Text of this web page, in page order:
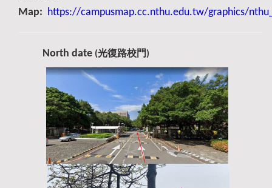
Map: https://campusmap.cc.nthu.edu.tw/graphics/
North date (光復路校門)